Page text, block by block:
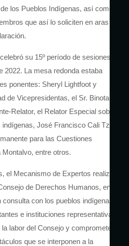
los Pueblos Indígenas, así como la
que así lo soliciten en aras a
su 15º período de sesiones en
2022. La mesa redonda estaba
ponentes: Sheryl Lightfoot y
de Vicepresidentas, el Sr. Binota
Relator, el Relator Especial sobre
José Francisco Cali Tzay,
para las Cuestiones
entre otros.
el Mecanismo de Expertos realiza
de Derechos Humanos, entre
con los pueblos indígenas,
e instituciones representativas
labor del Consejo y comprometerse
que se interponen a la